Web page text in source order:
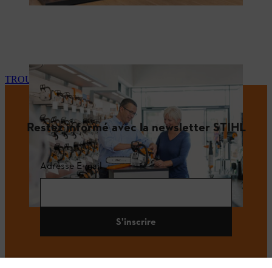
TROUVEZ VOTRE REVENDEUR STIHL
Restez informé avec la newsletter STIHL
Adresse E-mail
S'inscrire